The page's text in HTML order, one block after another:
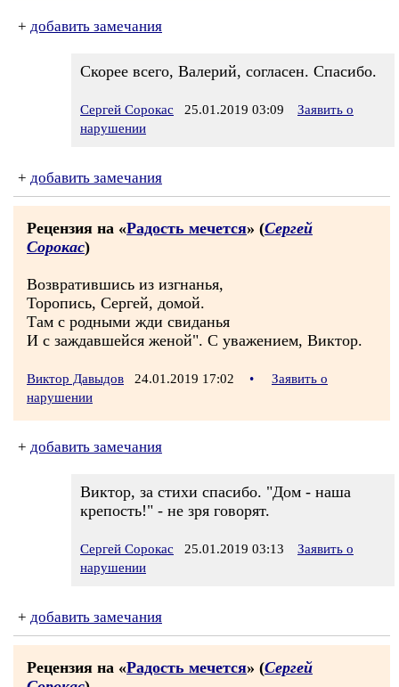
+ добавить замечания
Скорее всего, Валерий, согласен. Спасибо.
Сергей Сорокас 25.01.2019 03:09
Заявить о
нарушении
+ добавить замечания
Рецензия на «Радость мечется» (Сергей
Сорокас)
Возвратившись из изгнанья,
Торопись, Сергей, домой.
Там с родными жди свиданья
И с заждавшейся женой". С уважением, Виктор.
Виктор Давыдов 24.01.2019 17:02 •
Заявить о
нарушении
+ добавить замечания
Виктор, за стихи спасибо. "Дом - наша
крепость!" - не зря говорят.
Сергей Сорокас 25.01.2019 03:13
Заявить о
нарушении
+ добавить замечания
Рецензия на «Радость мечется» (Сергей